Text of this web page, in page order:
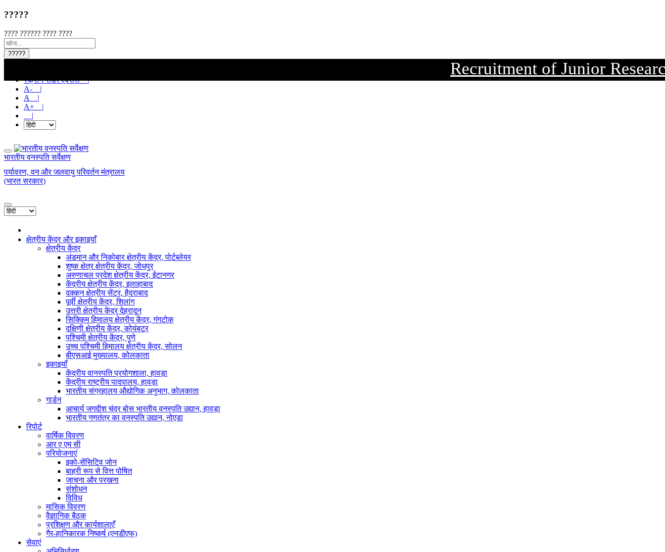
?????
???? ?????? ???? ????
?????
Recruitment of Junior
स्क्रीन रीडर एक्सेस |
A- |
A |
A+ |
|
भारतीय वनस्पति सर्वेक्षण
पर्यावरण, वन और जलवायु परिवर्तन मंत्रालय
(भारत सरकार)
क्षेत्रीय केंद्र और इकाइयाँ
क्षेत्रीय केंद्र
अंडमान और निकोबार क्षेत्रीय केंद्र, पोर्टब्लेयर
शुष्क क्षेत्र क्षेत्रीय केंद्र, जोधपुर
अरुणाचल प्रदेश क्षेत्रीय केंद्र, ईटानगर
केंद्रीय क्षेत्रीय केंद्र, इलाहाबाद
दक्कन क्षेत्रीय सेंटर, हैदराबाद
पूर्वी क्षेत्रीय केंद्र, शिलांग
उत्तरी क्षेत्रीय केंद्र देहरादून
सिक्किम हिमालय क्षेत्रीय केंद्र, गंगटोक
दक्षिणी क्षेत्रीय केंद्र, कोयंबटूर
पश्चिमी क्षेत्रीय केंद्र, पुणे
उच्च पश्चिमी हिमालय क्षेत्रीय केंद्र, सोलन
बीएसआई मुख्यालय, कोलकाता
इकाइयाँ
केंद्रीय वानस्पति प्रयोगशाला, हावड़ा
केंद्रीय राष्ट्रीय पादपालय, हावड़ा
भारतीय संग्रहालय औद्योगिक अनुभाग, कोलकाता
गार्डन
आचार्य जगदीश चंद्र बोस भारतीय वनस्पति उद्यान, हावड़ा
भारतीय गणतंत्र का वनस्पति उद्यान, नोएडा
रिपोर्ट
वार्षिक विवरण
आर ए एम सी
परियोजनाएं
इको-सेंसिटिव जोन
बाहरी रूप से वित्त पोषित
जाचना और परखना
संशोधन
विविध
मासिक विवरण
वैज्ञानिक बैठक
प्रशिक्षण और कार्यशालाएँ
गैर-हानिकारक निष्कर्ष (एनडीएफ)
सेवाएं